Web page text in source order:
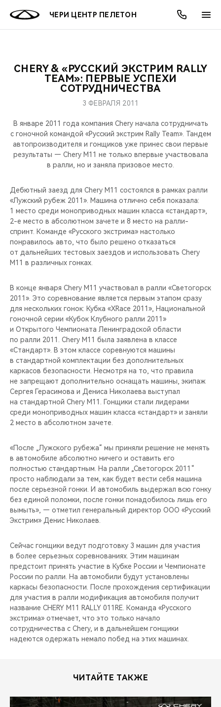
ЧЕРИ ЦЕНТР ПЕЛЕТОН
МОДЕЛИ
КРОССОВЕРЫ
СЕДАНЫ
НОВИНКИ
ПОКУПАТЕЛЯМ
КРЕДИТ И СТРАХОВАНИЕ
ВЛАДЕЛЬЦАМ
ЗАПЧАСТИ И АКСЕССУАРЫ
ПОДДЕРЖКА
МИР CHERY
О БРЕНДЕ
CHERY В СОЦСЕТЯХ
БЛАГОТВОРИТЕЛЬНОСТЬ
CHERY REMOTE
CHERY И СПОРТ
ВИДЕООБЗОРЫ
CHERY ДЛЯ ДЕТЕЙ
АКЦИИ
ОНЛАЙН СЕРВИСЫ
КРЕДИТ
О КОМПАНИИ
МЫ В СОЦСЕТЯХ
CHERY & «РУССКИЙ ЭКСТРИМ RALLY
TEAM»: ПЕРВЫЕ УСПЕХИ
СОТРУДНИЧЕСТВА
3 ФЕВРАЛЯ 2011
В январе 2011 года компания Chery начала сотрудничать
с гоночной командой «Русский экстрим Rally Team». Тандем
автопроизводителя и гонщиков уже принес свои первые
результаты — Chery M11 не только впервые участвовала
в ралли, но и заняла призовое место.
Дебютный заезд для Chery M11 состоялся в рамках ралли
«Лужский рубеж 2011». Машина отлично себя показала:
1 место среди моноприводных машин класса «стандарт»,
2-е место в абсолютном зачете и 8 место на ралли-
спринт. Команде «Русского экстрима» настолько
понравилось авто, что было решено отказаться
от дальнейших тестовых заездов и использовать Chery
M11 в различных гонках.
В конце января Chery M11 участвовал в ралли «Светогорск
2011». Это соревнование является первым этапом сразу
для нескольких гонок: Кубка «XRace 2011», Национальной
гоночной серии «Кубок Клубного ралли 2011»
и Открытого Чемпионата Ленинградской области
по ралли 2011. Chery М11 была заявлена в классе
«Стандарт». В этом классе соревнуются машины
в стандартной комплектации без дополнительных
каркасов безопасности. Несмотря на то, что правила
не запрещают дополнительно оснащать машины, экипаж
Сергея Герасимова и Дениса Николаева выступал
на стандартной Chery М11. Гонщики стали лидерами
среди моноприводных машин класса «стандарт» и заняли
2 место в абсолютном зачете.
«После „Лужского рубежа“ мы приняли решение не менять
в автомобиле абсолютно ничего и оставить его
полностью стандартным. На ралли „Светогорск 2011“
просто наблюдали за тем, как будет вести себя машина
после серьезной гонки. И автомобиль выдержал всю гонку
без единой поломки, после гонки понадобилось лишь его
вымыть», — отметил генеральный директор ООО «Русский
Экстрим» Денис Николаев.
Сейчас гонщики ведут подготовку 3 машин для участия
в более серьезных соревнованиях. Этим машинам
предстоит принять участие в Кубке России и Чемпионате
России по ралли. На автомобили будут установлены
каркасы безопасности. После прохождения сертификации
для участия в ралли модификация автомобиля получит
название CHERY M11 RALLY 011RE. Команда «Русского
экстрима» отмечает, что это только начало
сотрудничества с Chery, и в дальнейшем гонщики
надеются одержать немало побед на этих машинах.
ЧИТАЙТЕ ТАКЖЕ